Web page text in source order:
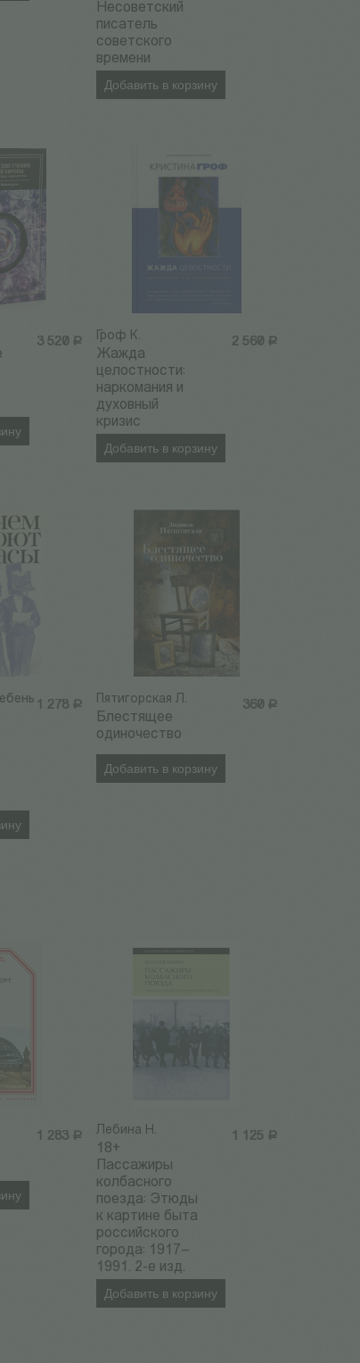
Несоветский
писатель
советского
времени
Добавить в корзину
3 520 Р 2 560 Р
Гроф К.
Жажда
целостности:
наркомания и
духовный
кризис
Добавить в корзину
1 278 Р 360 Р
Пятигорская Л.
Блестящее
одиночество
Добавить в корзину
1 283 Р 1 125 Р
Лебина Н.
18+
Пассажиры
колбасного
поезда: Этюды
к картине быта
российского
города: 1917–
1991. 2-е изд.
Добавить в корзину